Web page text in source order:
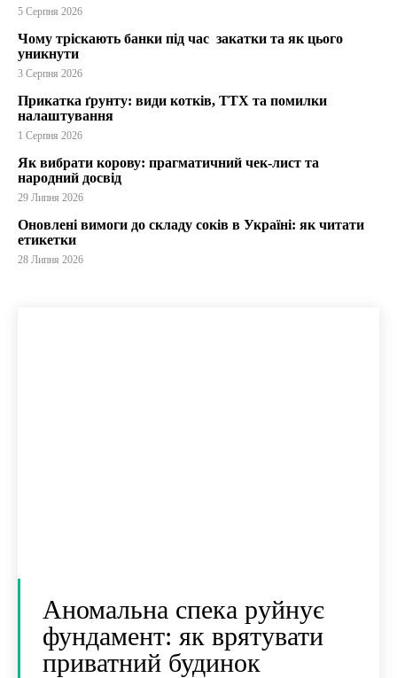
5 Серпня 2026
Чому тріскають банки під час закатки та як цього
уникнути
3 Серпня 2026
Прикатка ґрунту: види котків, ТТХ та помилки
налаштування
1 Серпня 2026
Як вибрати корову: прагматичний чек-лист та
народний досвід
29 Липня 2026
Оновлені вимоги до складу соків в Україні: як читати
етикетки
28 Липня 2026
Аномальна спека руйнує
фундамент: як врятувати
приватний будинок